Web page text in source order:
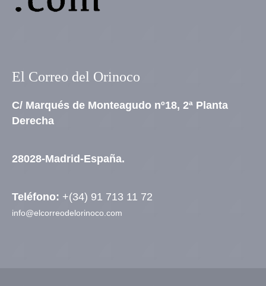
El Correo del Orinoco
C/ Marqués de Monteagudo nº18, 2ª Planta
Derecha
28028-Madrid-España.
Teléfono: +(34) 91 713 11 72
info@elcorreodelorinoco.com